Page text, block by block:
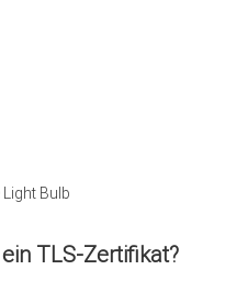
TLS-Zertifikat?